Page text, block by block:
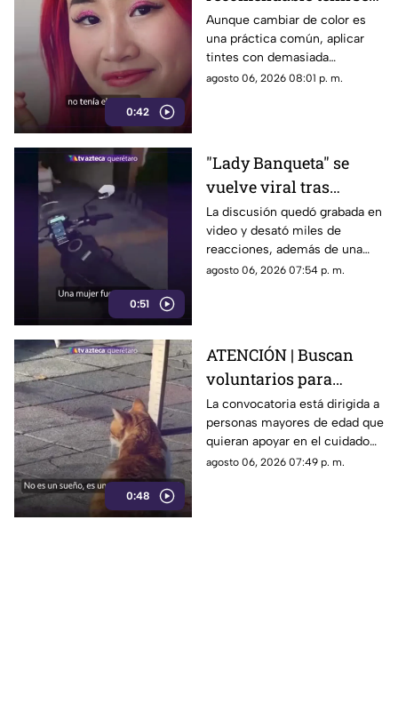
0:42
el cabello?
Especialistas explican
por qué hacerlo
seguido puede dañarlo
Aunque cambiar de color es
una práctica común, aplicar
tintes con demasiada
frecuencia puede afectar la
agosto 06, 2026 08:01 p. m.
0:51
"Lady Banqueta" se
vuelve viral tras
confrontar a un
repartidor; así fue el
momento
La discusión quedó grabada en
video y desató miles de
reacciones, además de una
muestra de apoyo de
agosto 06, 2026 07:54 p. m.
0:48
ATENCIÓN | Buscan
voluntarios para
cuidar gatos en una
isla de Grecia
La convocatoria está dirigida a
personas mayores de edad que
quieran apoyar en el cuidado
de gatos rescatados mientras
agosto 06, 2026 07:49 p. m.